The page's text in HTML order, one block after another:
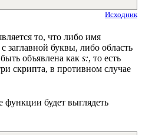
Исходник
то, что либо имя
заглавной буквы, либо область
объявлена как s:, то есть
скрипта, в противном случае
функции будет выглядеть